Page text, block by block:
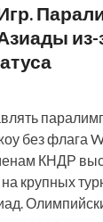
из-
без флага
КНДР
крупных